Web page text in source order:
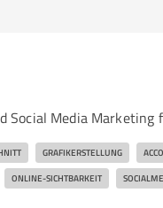
Social Media Marketing
GRAFIKERSTELLUNG
ONLINE-SICHTBARKEIT